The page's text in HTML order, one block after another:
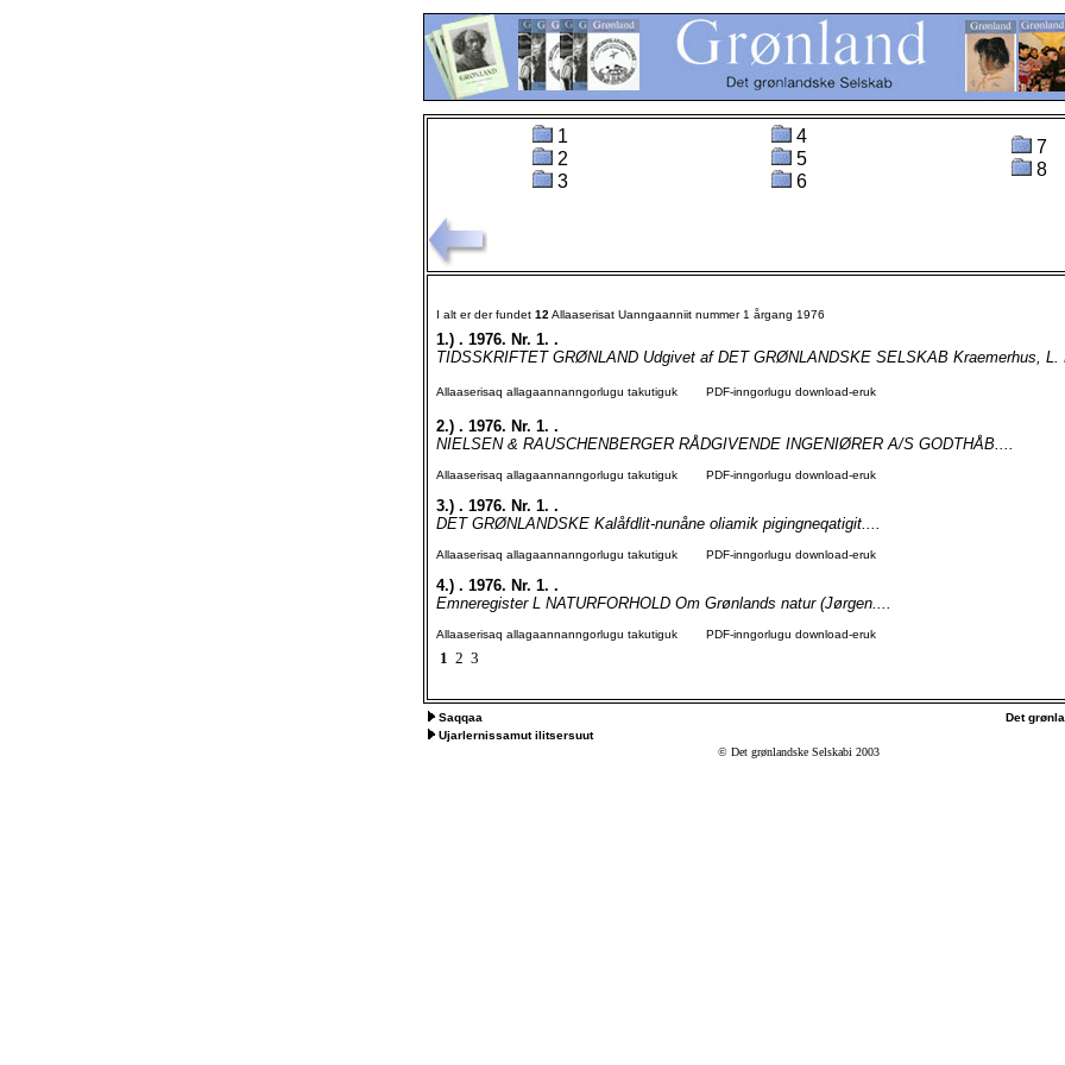
1
2
3
4
5
6
7
8
I alt er der fundet 12 Allaaserisat Uanngaanniit nummer 1 årgang 1976
1.) . 1976. Nr. 1. .
TIDSSKRIFTET GRØNLAND Udgivet af DET GRØNLANDSKE SELSKAB Kraemerhus, L.
Allaaserisaq allagaannanngorlugu takutiguk PDF-inngorlugu download-eruk
2.) . 1976. Nr. 1. .
NIELSEN & RAUSCHENBERGER RÅDGIVENDE INGENIØRER A/S GODTHÅB....
Allaaserisaq allagaannanngorlugu takutiguk PDF-inngorlugu download-eruk
3.) . 1976. Nr. 1. .
DET GRØNLANDSKE Kalåfdlit-nunåne oliamik pigingneqatigit....
Allaaserisaq allagaannanngorlugu takutiguk PDF-inngorlugu download-eruk
4.) . 1976. Nr. 1. .
Emneregister L NATURFORHOLD Om Grønlands natur (Jørgen....
Allaaserisaq allagaannanngorlugu takutiguk PDF-inngorlugu download-eruk
1 2 3
Saqqaa
Det
Ujarlernissamut ilitsersuut
© Det grønlandske Selskabi 2003